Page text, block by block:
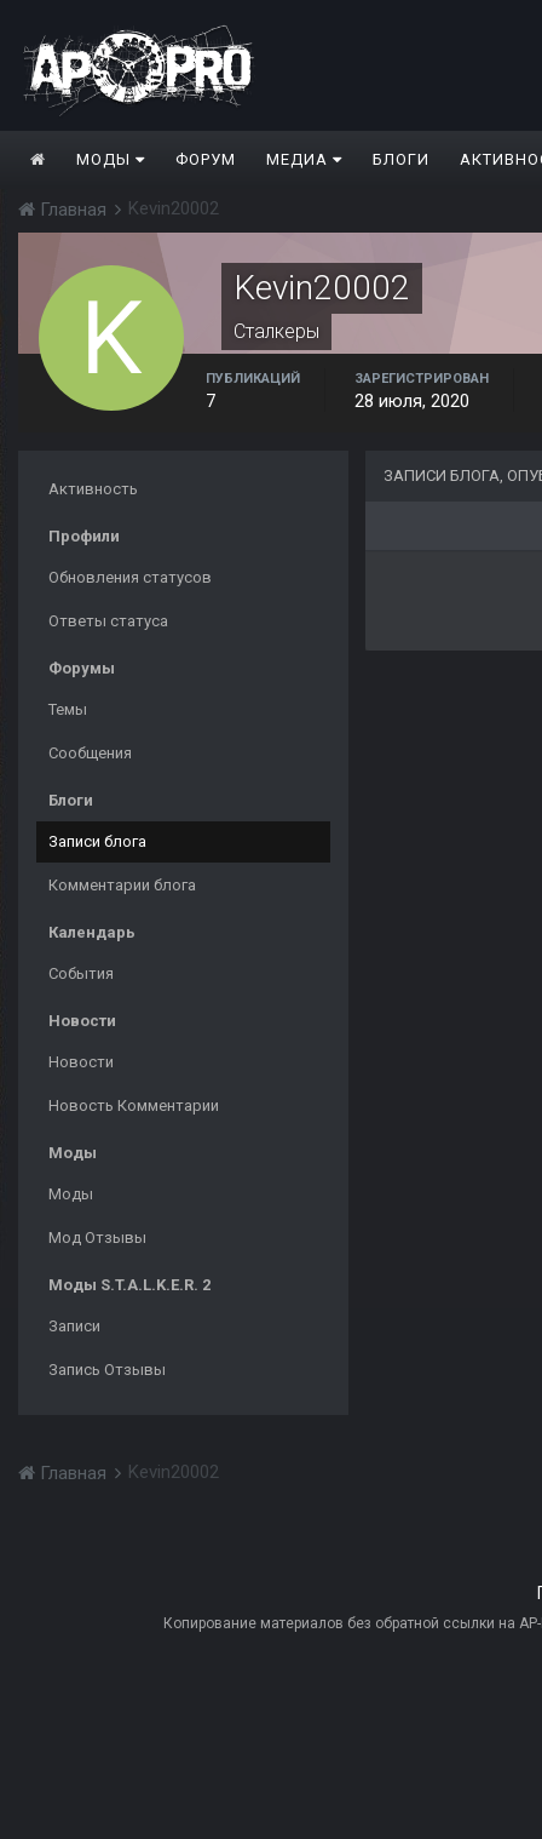
МОДЫ ФОРУМ МЕДИА БЛОГИ
Главная Kevin20002
Kevin20002
Сталкеры
ПУБЛИКАЦИЙ
7
ЗАРЕГИСТРИРОВАН
28 июля, 2020
Активность
Профили
Обновления статусов
Ответы статуса
Форумы
Темы
Сообщения
Блоги
Записи блога
Комментарии блога
Календарь
События
Новости
Новости
Новость Комментарии
Моды
Моды
Мод Отзывы
Моды S.T.A.L.K.E.R. 2
Записи
Запись Отзывы
ЗАПИСИ БЛОГА,
Главная Kevin20002
Копирование материалов без обратной ссылки на